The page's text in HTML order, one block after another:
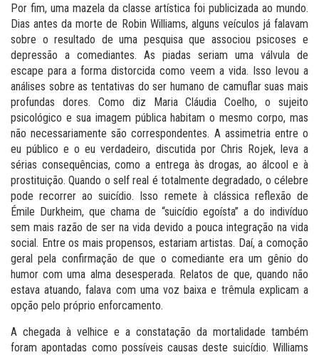
Por fim, uma mazela da classe artística foi publicizada ao mundo.
Dias antes da morte de Robin Williams, alguns veículos já falavam
sobre o resultado de uma pesquisa que associou psicoses e
depressão a comediantes. As piadas seriam uma válvula de
escape para a forma distorcida como veem a vida. Isso levou a
análises sobre as tentativas do ser humano de camuflar suas mais
profundas dores. Como diz Maria Cláudia Coelho, o sujeito
psicológico e sua imagem pública habitam o mesmo corpo, mas
não necessariamente são correspondentes. A assimetria entre o
eu público e o eu verdadeiro, discutida por Chris Rojek, leva a
sérias consequências, como a entrega às drogas, ao álcool e à
prostituição. Quando o self real é totalmente degradado, o célebre
pode recorrer ao suicídio. Isso remete à clássica reflexão de
Émile Durkheim, que chama de “suicídio egoísta” a do indivíduo
sem mais razão de ser na vida devido a pouca integração na vida
social. Entre os mais propensos, estariam artistas. Daí, a comoção
geral pela confirmação de que o comediante era um gênio do
humor com uma alma desesperada. Relatos de que, quando não
estava atuando, falava com uma voz baixa e trêmula explicam a
opção pelo próprio enforcamento.
A chegada à velhice e a constatação da mortalidade também
foram apontadas como possíveis causas deste suicídio. Williams